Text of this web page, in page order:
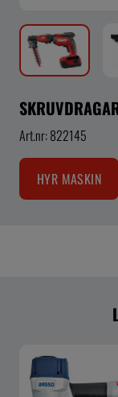
Art.nr: 822145
HYR MASKIN